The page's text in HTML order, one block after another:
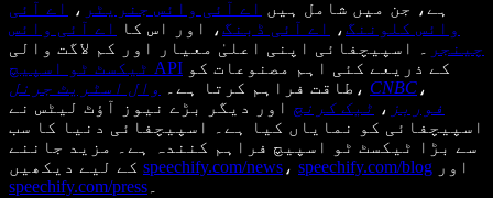
ہے، جن میں شامل ہیں اے آئی وائس جنریٹر ،
اے آئی
وائس کلوننگ، اے آئی ڈبنگ، اور اس کا
اے آئی وائس
چینجر ۔ اسپیچفائی اپنی اعلیٰ معیار اور کم لاگت والی
ٹیکسٹ ٹو اسپیچ API
طاقت فراہم کرتا ہے۔ وال اسٹریٹ جرنل ، CNBC ،
فوربز ، ٹیک کرنچ اور دیگر بڑے نیوز آؤٹ لیٹس نے
اسپیچفائی کو نمایاں کیا ہے۔ اسپیچفائی دنیا کا سب
سے بڑا ٹیکسٹ ٹو اسپیچ فراہم کنندہ ہے۔ مزید جاننے
speechify.com/news ، speechify.com/blog اور
speechify.com/press۔